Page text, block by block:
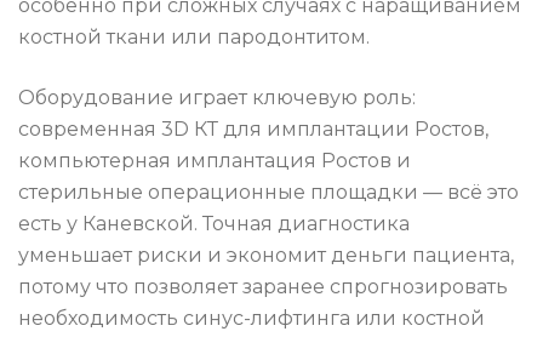
особенно при сложных случаях с наращиванием
костной ткани или пародонтитом.
Оборудование играет ключевую роль:
современная 3D КТ для имплантации Ростов,
компьютерная имплантация Ростов и
стерильные операционные площадки — всё это
есть у Каневской. Точная диагностика
уменьшает риски и экономит деньги пациента,
потому что позволяет заранее спрогнозировать
необходимость синус-лифтинга или костной